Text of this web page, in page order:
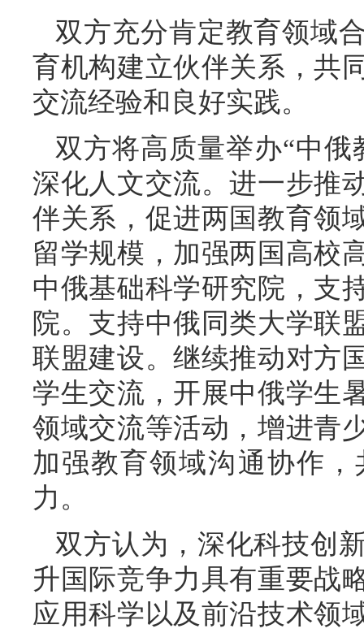
双方充分肯定教育领域
育机构建立伙伴关系，共
交流经验和良好实践。
双方将高质量举办“中
深化人文交流。进一步推
伴关系，促进两国教育领
留学规模，加强两国高校
中俄基础科学研究院，支
院。支持中俄同类大学联
联盟建设。继续推动对方
学生交流，开展中俄学生
领域交流等活动，增进青
加强教育领域沟通协作
力。
双方认为，深化科技创
升国际竞争力具有重要战
应用科学以及前沿技术领